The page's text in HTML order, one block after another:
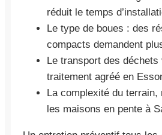
réduit le temps
Le type de boues : des
compacts demandent
Le transport des
traitement agréé en
La complexité du terrain,
les maisons en pente à